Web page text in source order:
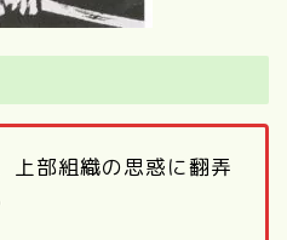
上部組織の思惑に翻弄